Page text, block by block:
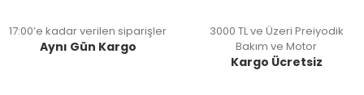
17:00’e kadar verilen siparişler
Aynı Gün Kargo
3000 TL ve Üzeri Preiyodik
Bakım ve Motor
Kargo Ücretsiz